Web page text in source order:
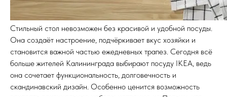
Стильный стол невозможен без красивой и удобной посуды.
Она создаёт настроение, подчёркивает вкус хозяйки и
становится важной частью ежедневных трапез. Сегодня всё
больше жителей Калининграда выбирают посуду IKEA, ведь
она сочетает функциональность, долговечность и
скандинавский дизайн. Особенно ценится возможность